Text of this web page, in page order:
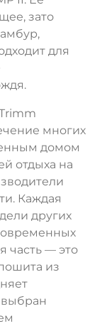
зато
для
многих
домом
отдыха на
Каждая
других
часть — это
из
выбран